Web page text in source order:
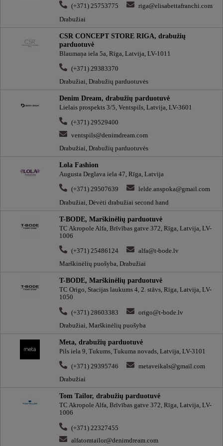
(+371) 25753775
riga@elisabettafranchi.com
Drabužiai
CSR CONCEPT STORE RIGA, drabužių
parduotuvė
Blaumaņa iela 5a, Rīga, Latvija, LV-1011
(+371) 29383370
Drabužiai, Drabužių parduotuvės
Denim Dream, drabužių parduotuvė
Lielais prospekts 3/5, Ventspils, Latvija, LV-3601
(+371) 29529400
ventspils@denimdream.com
Drabužiai, Drabužių parduotuvės
Lola Fashion
Augusta Deglava iela 47, Rīga, Latvija
(+371) 29507639
lelde.anspoka@gmail.com
Drabužiai, Dėvėti drabužiai second hand
T-BODE, Marškinėlių parduotuvė
TC Akropole Alfa, Brīvības gatve 372, Rīga, Latvija, LV-
1006
(+371) 25486124
alfa@t-bode.lv
Marškinėlių puošyba, Drabužiai
T-BODE, Marškinėlių parduotuvė
TC Origo, Stacijas laukums 4, 2. stāvs, Rīga, Latvija, LV-
1050
(+371) 28603383
origo@t-bode.lv
Drabužiai, Marškinėlių puošyba
Meta, drabužių parduotuvė
Pils iela 9, Tukums, Tukuma novads, Latvija, LV-3101
(+371) 29395746
metaveikals@gmail.com
Drabužiai
Tom Tailor, drabužių parduotuvė
TC Akropole Alfa, Brīvības gatve 372, Rīga, Latvija, LV-
1006
(+371) 22327455
alfatomtailor@denimdream.com